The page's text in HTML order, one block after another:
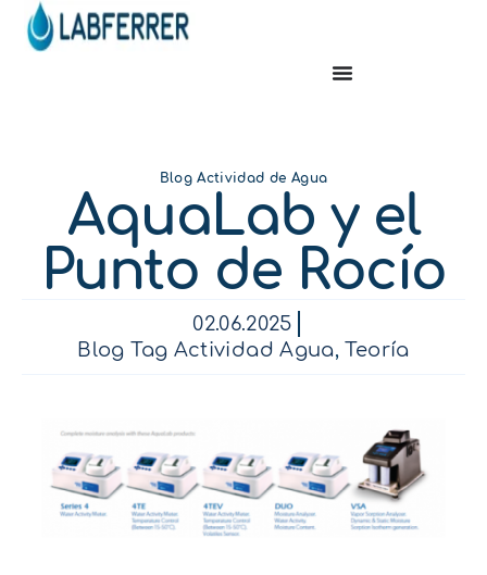
Blog Actividad de Agua
AquaLab y el
Punto de Rocío
02.06.2025
Blog Tag Actividad Agua,Teoría